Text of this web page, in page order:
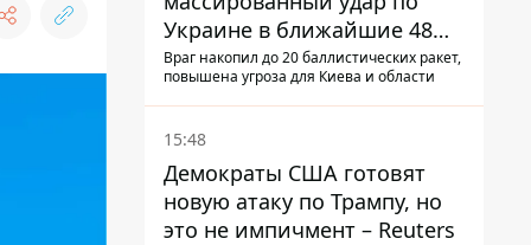
Украине в ближайшие 48
часов – разведка США
Враг накопил до 20 баллистических ракет,
повышена угроза для Киева и области
15:48
Демократы США готовят
новую атаку по Трампу, но
это не импичмент – Reuters